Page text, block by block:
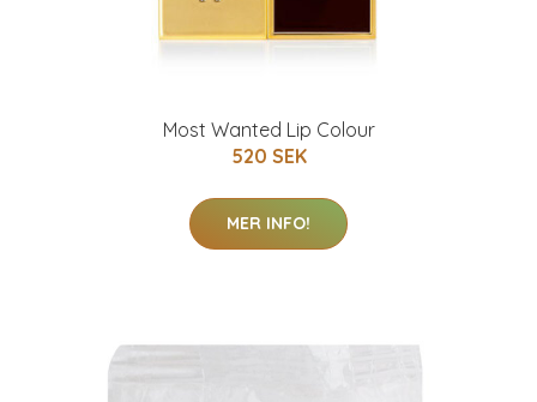
Most Wanted Lip Colour
520 SEK
MER INFO!